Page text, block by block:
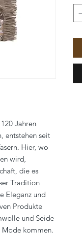
Jahren
entstehen seit
Hier, wo
wird,
die es
Tradition
Eleganz und
Produkte
und Seide
Mode kommen.